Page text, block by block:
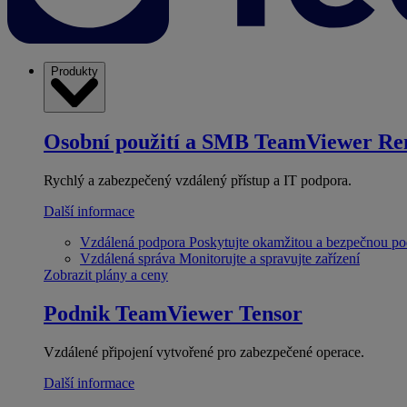
Produkty
Osobní použití a SMB TeamViewer
Rychlý a zabezpečený vzdálený přístup a IT podpora.
Další informace
Vzdálená podpora Poskytujte okamžitou a bezpečnou
Vzdálená správa Monitorujte a spravujte zařízení
Zobrazit plány a ceny
Podnik TeamViewer Tensor
Vzdálené připojení vytvořené pro zabezpečené operace.
Další informace